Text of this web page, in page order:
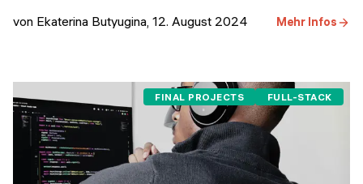
von Ekaterina Butyugina, 12. August 2024 Mehr Infos
FINAL PROJECTS FULL-STACK